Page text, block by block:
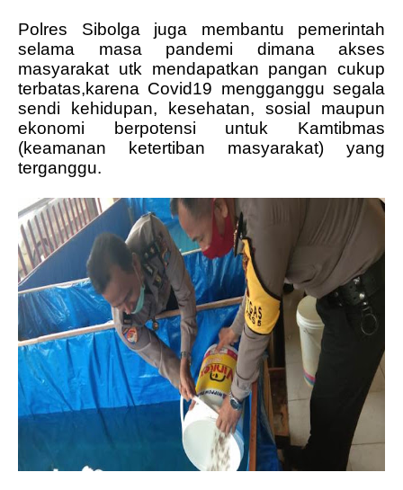
Polres Sibolga juga membantu pemerintah
selama masa pandemi dimana akses
masyarakat utk mendapatkan pangan cukup
terbatas,karena Covid19 mengganggu segala
sendi kehidupan, kesehatan, sosial maupun
ekonomi berpotensi untuk Kamtibmas
(keamanan ketertiban masyarakat) yang
terganggu.